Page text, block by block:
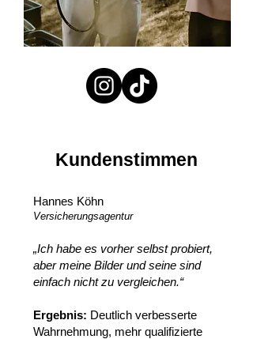
Kundenstimmen
Hannes Köhn
Versicherungsagentur
„Ich habe es vorher selbst probiert,
aber meine Bilder und seine sind
einfach nicht zu vergleichen.“
‍Ergebnis: Deutlich verbesserte
Wahrnehmung, mehr qualifizierte